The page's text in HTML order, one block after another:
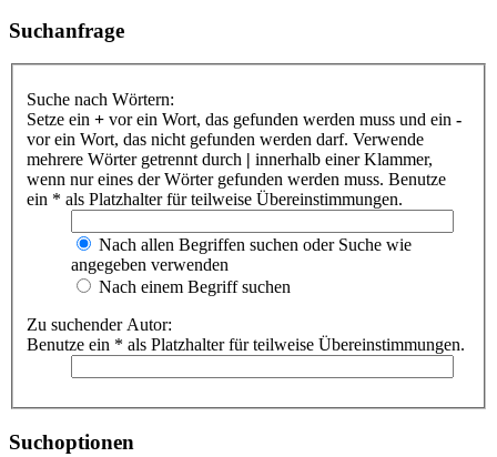
Suchanfrage
Suche nach Wörtern:
Setze ein + vor ein Wort, das gefunden werden muss und ein -
vor ein Wort, das nicht gefunden werden darf. Verwende
mehrere Wörter getrennt durch | innerhalb einer Klammer,
wenn nur eines der Wörter gefunden werden muss. Benutze
ein * als Platzhalter für teilweise Übereinstimmungen.
Nach allen Begriffen suchen oder Suche wie
angegeben verwenden
Nach einem Begriff suchen
Zu suchender Autor:
Benutze ein * als Platzhalter für teilweise Übereinstimmungen.
Suchoptionen